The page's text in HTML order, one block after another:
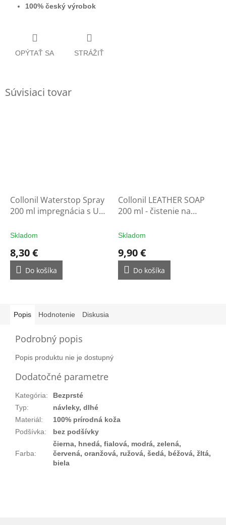
100% český výrobok
OPÝTAŤ SA STRÁŽIŤ
Súvisiaci tovar
Collonil Waterstop Spray
200 ml impregnácia s UV
rukavice
Skladom
8,30 €
Do košíka
Collonil LEATHER SOAP
200 ml - čistenie na
Skladom
9,90 €
Do košíka
Popis Hodnotenie Diskusia
Podrobný popis
Popis produktu nie je dostupný
Dodatočné parametre
Kategória:
Bezprsté
Typ:
návleky, dlhé
Materiál:
100% prírodná koža
Podšívka: bez podšívky
Farba:
čierna, hnedá, fialová, modrá, zelená,
červená, oranžová, ružová, šedá, béžová, žltá,
biela